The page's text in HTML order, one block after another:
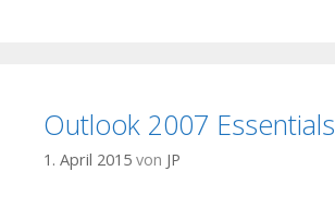
Outlook 2007 Essentials
1. April 2015 von JP